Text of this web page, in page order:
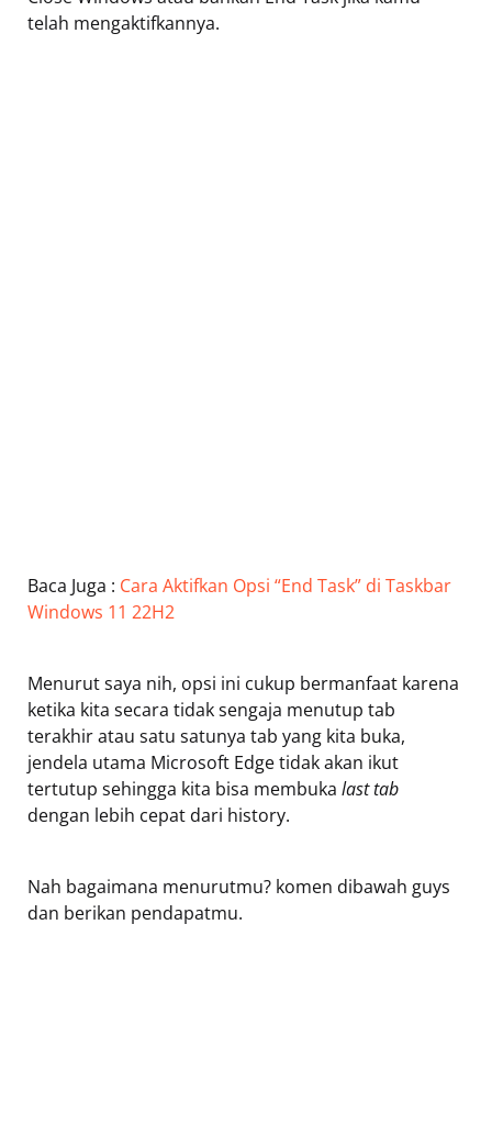
telah mengaktifkannya.
Baca Juga : Cara Aktifkan Opsi “End Task” di Taskbar
Windows 11 22H2
Menurut saya nih, opsi ini cukup bermanfaat karena
ketika kita secara tidak sengaja menutup tab
terakhir atau satu satunya tab yang kita buka,
jendela utama Microsoft Edge tidak akan ikut
tertutup sehingga kita bisa membuka last tab
dengan lebih cepat dari history.
Nah bagaimana menurutmu? komen dibawah guys
dan berikan pendapatmu.